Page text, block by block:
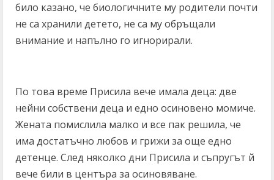
било казано, че биологичните му родители почти
не са хранили детето, не са му обръщали
внимание и напълно го игнорирали.
По това време Присила вече имала деца: две
нейни собствени деца и едно осиновено момиче.
Жената помислила малко и все пак решила, че
има достатъчно любов и грижи за още едно
детенце. След няколко дни Присила и съпругът й
вече били в центъра за осиновяване.